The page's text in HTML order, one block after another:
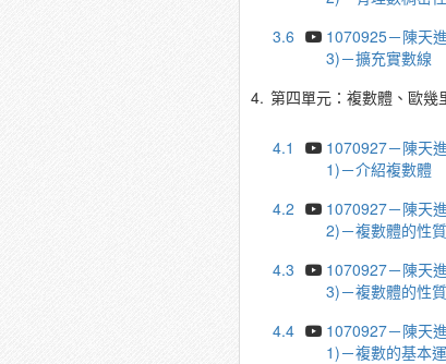
3.6
1070925－陳天
3)－擴充實數線
4. 第四單元：複數體、歐幾
4.1
1070927－陳天
1)－介紹複數體
4.2
1070927－陳天
2)－複數體的性質
4.3
1070927－陳天
3)－複數體的性
4.4
1070927－陳天
1)－複數的基本